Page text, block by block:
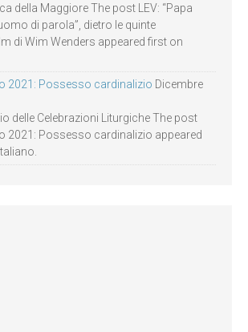
della Maggiore The post LEV: “Papa
di parola”, dietro le quinte
di Wim Wenders appeared first on
2021: Possesso cardinalizio Dicembre
delle Celebrazioni Liturgiche The post
2021: Possesso cardinalizio appeared